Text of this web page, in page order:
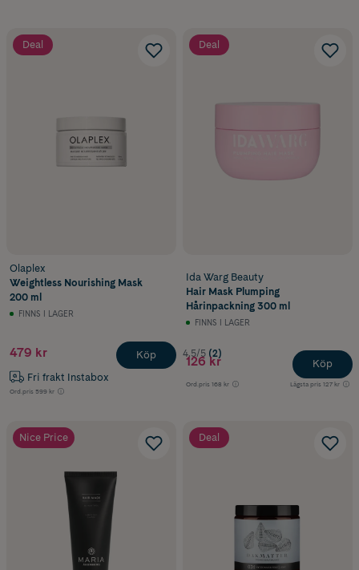
Deal
Olaplex
Weightless Nourishing Mask
200 ml
FINNS I LAGER
479 kr
Fri frakt Instabox
Ord.pris 599 kr
Köp
Deal
Ida Warg Beauty
Hair Mask Plumping
Hårinpackning 300 ml
FINNS I LAGER
4.5/5 (2)
126 kr
Ord.pris 168 kr Lägsta pris 127 kr
Köp
Nice Price Deal